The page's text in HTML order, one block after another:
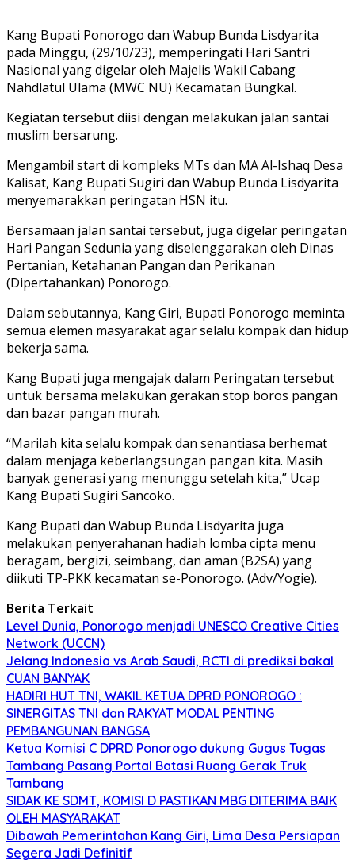
Kang Bupati Ponorogo dan Wabup Bunda Lisdyarita
pada Minggu, (29/10/23), memperingati Hari Santri
Nasional yang digelar oleh Majelis Wakil Cabang
Nahdlatul Ulama (MWC NU) Kecamatan Bungkal.
Kegiatan tersebut diisi dengan melakukan jalan santai
muslim bersarung.
Mengambil start di kompleks MTs dan MA Al-Ishaq Desa
Kalisat, Kang Bupati Sugiri dan Wabup Bunda Lisdyarita
menyemarakkan peringatan HSN itu.
Bersamaan jalan santai tersebut, juga digelar peringatan
Hari Pangan Sedunia yang diselenggarakan oleh Dinas
Pertanian, Ketahanan Pangan dan Perikanan
(Dipertahankan) Ponorogo.
Dalam sebutannya, Kang Giri, Bupati Ponorogo meminta
semua elemen masyarakat agar selalu kompak dan hidup
bekerja sama.
Kang Bupati juga mengajak dalam Peringatan tersebut
untuk bersama melakukan gerakan stop boros pangan
dan bazar pangan murah.
“Marilah kita selalu kompak dan senantiasa berhemat
dalam menjaga keberlangsungan pangan kita. Masih
banyak generasi yang menunggu setelah kita,” Ucap
Kang Bupati Sugiri Sancoko.
Kang Bupati dan Wabup Bunda Lisdyarita juga
melakukan penyerahanan hadiah lomba cipta menu
beragam, bergizi, seimbang, dan aman (B2SA) yang
diikuti TP-PKK kecamatan se-Ponorogo. (Adv/Yogie).
Berita Terkait
Level Dunia, Ponorogo menjadi UNESCO Creative Cities
Network (UCCN)
Jelang Indonesia vs Arab Saudi, RCTI di prediksi bakal
CUAN BANYAK
HADIRI HUT TNI, WAKIL KETUA DPRD PONOROGO :
SINERGITAS TNI dan RAKYAT MODAL PENTING
PEMBANGUNAN BANGSA
Ketua Komisi C DPRD Ponorogo dukung Gugus Tugas
Tambang Pasang Portal Batasi Ruang Gerak Truk
Tambang
SIDAK KE SDMT, KOMISI D PASTIKAN MBG DITERIMA BAIK
OLEH MASYARAKAT
Dibawah Pemerintahan Kang Giri, Lima Desa Persiapan
Segera Jadi Definitif